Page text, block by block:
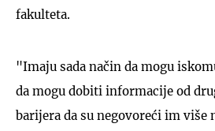
fakulteta.
"Imaju sada način da mogu
da mogu dobiti informacije od
barijera da su negovoreći im više